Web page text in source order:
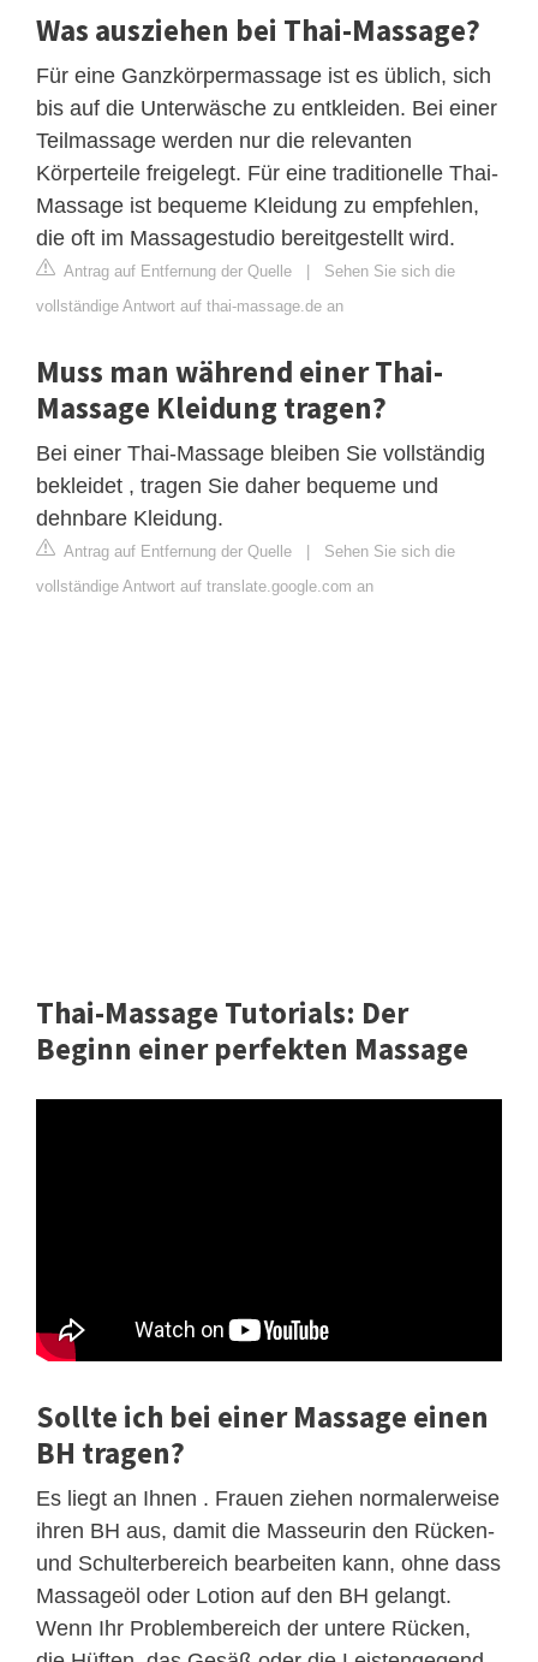
Was ausziehen bei Thai-Massage?
Für eine Ganzkörpermassage ist es üblich, sich
bis auf die Unterwäsche zu entkleiden. Bei einer
Teilmassage werden nur die relevanten
Körperteile freigelegt. Für eine traditionelle Thai-
Massage ist bequeme Kleidung zu empfehlen,
die oft im Massagestudio bereitgestellt wird.
Antrag auf Entfernung der Quelle
Sehen Sie sich die
vollständige Antwort auf thai-massage.de an
Muss man während einer Thai-
Massage Kleidung tragen?
Bei einer Thai-Massage bleiben Sie vollständig
bekleidet , tragen Sie daher bequeme und
dehnbare Kleidung.
Antrag auf Entfernung der Quelle
Sehen Sie sich die
vollständige Antwort auf translate.google.com an
Thai-Massage Tutorials: Der
Beginn einer perfekten Massage
Sollte ich bei einer Massage einen
BH tragen?
Es liegt an Ihnen . Frauen ziehen normalerweise
ihren BH aus, damit die Masseurin den Rücken-
und Schulterbereich bearbeiten kann, ohne dass
Massageöl oder Lotion auf den BH gelangt.
Wenn Ihr Problembereich der untere Rücken,